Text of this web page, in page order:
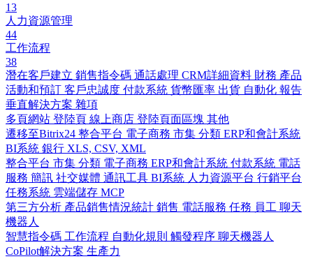
13
人力資源管理
44
工作流程
38
潛在客戶建立 銷售指令碼 通話處理 CRM詳細資料 財務 產品
活動和預訂 客戶忠誠度 付款系統 貨幣匯率 出貨 自動化 報告
垂直解決方案 雜項
多頁網站 登陸頁 線上商店 登陸頁面區塊 其他
遷移至Bitrix24 整合平台 電子商務 市集 分類 ERP和會計系統
BI系統 銀行 XLS, CSV, XML
整合平台 市集 分類 電子商務 ERP和會計系統 付款系統 電話
服務 簡訊 社交媒體 通訊工具 BI系統 人力資源平台 行銷平台
任務系統 雲端儲存 MCP
第三方分析 產品銷售情況統計 銷售 電話服務 任務 員工 聊天
機器人
智慧指令碼 工作流程 自動化規則 觸發程序 聊天機器人
CoPilot解決方案 生產力